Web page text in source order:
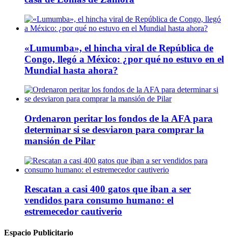
«Lumumba», el hincha viral de República de
Congo, llegó a México: ¿por qué no estuvo en el
Mundial hasta ahora?
Ordenaron peritar los fondos de la AFA para
determinar si se desviaron para comprar la
mansión de Pilar
Rescatan a casi 400 gatos que iban a ser
vendidos para consumo humano: el
estremecedor cautiverio
Espacio Publicitario